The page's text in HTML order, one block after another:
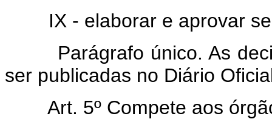
IX - elaborar e aprovar
Parágrafo único. As
ser publicadas no Diário
Art. 5º Compete aos